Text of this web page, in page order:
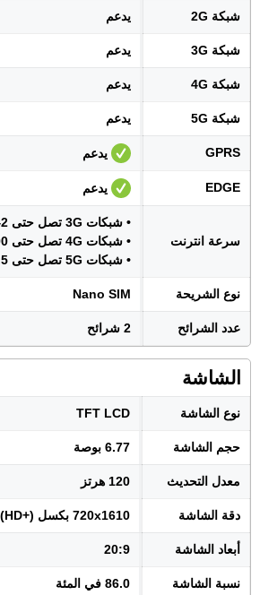
شبكة 2G يدعم
شبكة 3G يدعم
شبكة 4G يدعم
شبكة 5G يدعم
GPRS يدعم
EDGE يدعم
سرعة انترنت
• شبكات 3G تصل حتى 42 ميجابت
• شبكات 4G تصل حتى 800 ميجابت
• شبكات 5G تصل حتى 2.5 جيجابت
نوع الشريحة Nano SIM
عدد الشرائح 2 شرائح
الشاشة
نوع الشاشة TFT LCD
حجم الشاشة 6.77 بوصة
معدل التحديث 120 هرتز
دقة الشاشة 720x1610 بكسل (+HD)
أبعاد الشاشة 20:9
نسبة الشاشة 86.0 في المئة